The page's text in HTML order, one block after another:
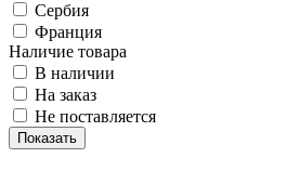
Сербия
Франция
Наличие товара
В наличии
На заказ
Не поставляется